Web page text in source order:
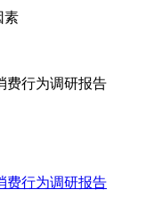
素
费行为调研报告
费行为调研报告